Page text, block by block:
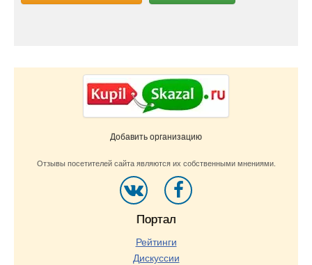
Добавить организацию
Отзывы посетителей сайта являются их собственными мнениями.
Портал
Рейтинги
Дискуссии